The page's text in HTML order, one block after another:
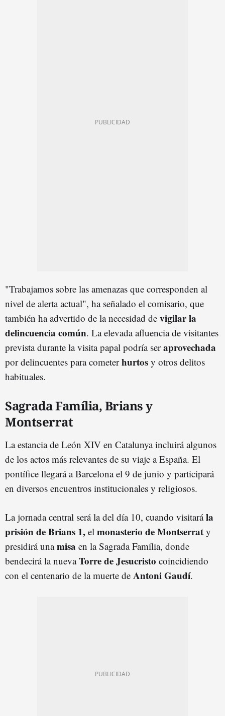
"Trabajamos sobre las amenazas que corresponden al
nivel de alerta actual", ha señalado el comisario, que
también ha advertido de la necesidad de vigilar la
delincuencia común. La elevada afluencia de visitantes
prevista durante la visita papal podría seraprovechada
por delincuentes para cometerhurtos y otros delitos
habituales.
Sagrada Família, Brians y
Montserrat
La estancia de León XIV en Catalunya incluirá algunos
de los actos más relevantes de su viaje a España. El
pontífice llegará a Barcelona el 9 de junio y participará
en diversos encuentros institucionales y religiosos.
La jornada central será la del día 10, cuando visitarála
prisión de Brians 1, el monasterio de Montserrat y
presidirá unamisa en la Sagrada Família, donde
bendecirá la nuevaTorre de Jesucristo coincidiendo
con el centenario de la muerte de Antoni Gaudí.